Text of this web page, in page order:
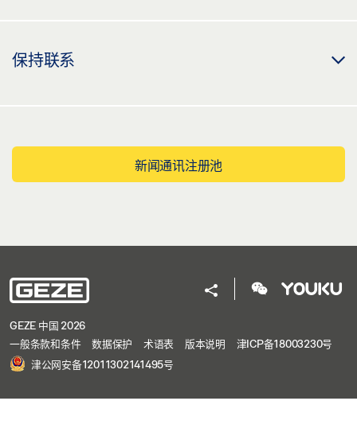
保持联系
新闻通讯注册池
GEZE 中国 2026
一般条款和条件
数据保护 术语表 版本说明
津ICP备18003230号
津公网安备12011302141495号